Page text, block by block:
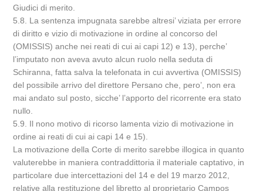
Giudici di merito.
5.8. La sentenza impugnata sarebbe altresi’ viziata per errore
di diritto e vizio di motivazione in ordine al concorso del
(OMISSIS) anche nei reati di cui ai capi 12) e 13), perche’
l’imputato non aveva avuto alcun ruolo nella seduta di
Schiranna, fatta salva la telefonata in cui avvertiva (OMISSIS)
del possibile arrivo del direttore Persano che, pero’, non era
mai andato sul posto, sicche’ l’apporto del ricorrente era stato
nullo.
5.9. Il nono motivo di ricorso lamenta vizio di motivazione in
ordine ai reati di cui ai capi 14 e 15).
La motivazione della Corte di merito sarebbe illogica in quanto
valuterebbe in maniera contraddittoria il materiale captativo, in
particolare due intercettazioni del 14 e del 19 marzo 2012,
relative alla restituzione del libretto al proprietario Campos